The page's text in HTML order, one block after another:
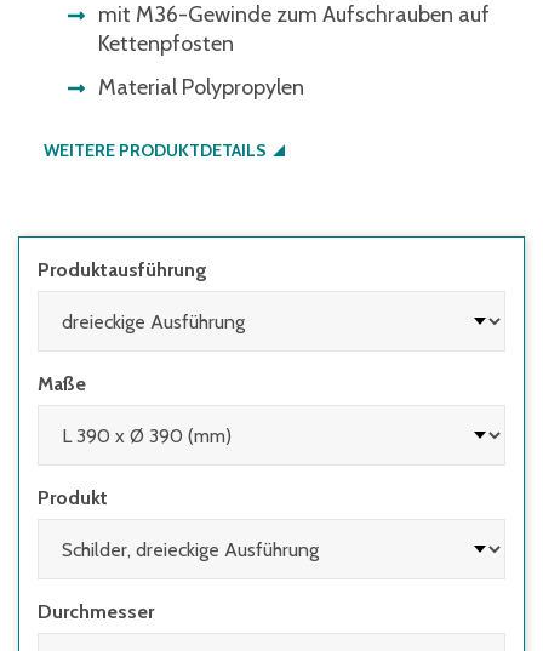
mit M36-Gewinde zum Aufschrauben auf
Kettenpfosten
Material Polypropylen
WEITERE PRODUKTDETAILS
Produktausführung
Maße
Produkt
Durchmesser